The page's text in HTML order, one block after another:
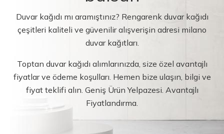
Duvar kağıdı mı aramıştınız? Rengarenk duvar kağıdı
çeşitleri kaliteli ve güvenilir alışverişin adresi milano
duvar kağıtları.
Toptan duvar kağıdı alımlarınızda, size özel avantajlı
fiyatlar ve ödeme koşulları. Hemen bize ulaşın, bilgi ve
fiyat teklifi alın. Geniş Ürün Yelpazesi. Avantajlı
Fiyatlandırma.